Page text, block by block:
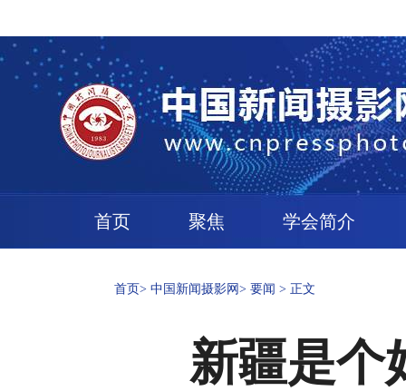
首页 聚焦 学会简介
首页> 中国新闻摄影网 > 要闻 > 正文
新疆是个